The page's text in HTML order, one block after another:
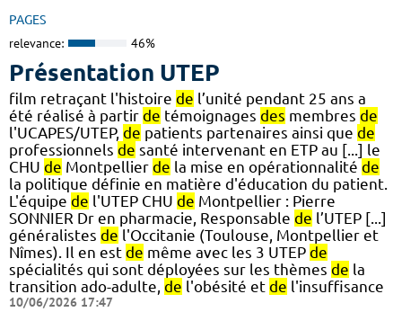
PAGES
relevance: 46%
Présentation UTEP
film retraçant l'histoire de l’unité pendant 25 ans a
été réalisé à partir de témoignages des membres de
l'UCAPES/UTEP, de patients partenaires ainsi que de
professionnels de santé intervenant en ETP au [...] le
CHU de Montpellier de la mise en opérationnalité de
la politique définie en matière d'éducation du patient.
L'équipe de l'UTEP CHU de Montpellier : Pierre
SONNIER Dr en pharmacie, Responsable de l’UTEP [...]
généralistes de l'Occitanie (Toulouse, Montpellier et
Nîmes). Il en est de même avec les 3 UTEP de
spécialités qui sont déployées sur les thèmes de la
transition ado-adulte, de l'obésité et de l'insuffisance
10/06/2026 17:47